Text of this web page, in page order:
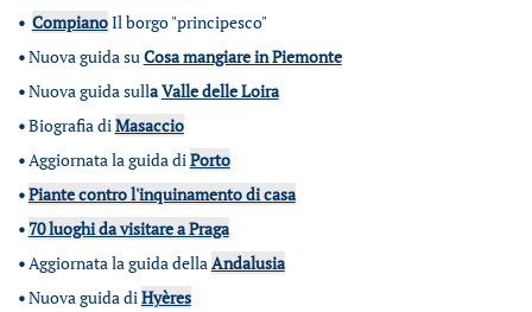
• CompianoIl borgo "principesco"
•Nuova guida suCosa mangiare in Piemonte
•Nuova guida sullaValle delle Loira
•Biografia diMasaccio
•Aggiornata la guida diPorto
•Piante contro l'inquinamento di casa
• 70 luoghi da visitare a Praga
•Aggiornata la guida dellaAndalusia
•Nuova guida diHyères